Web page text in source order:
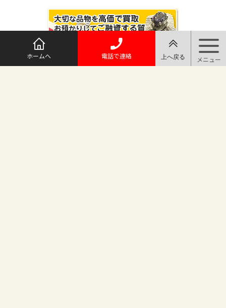
ホームへ 電話で連絡